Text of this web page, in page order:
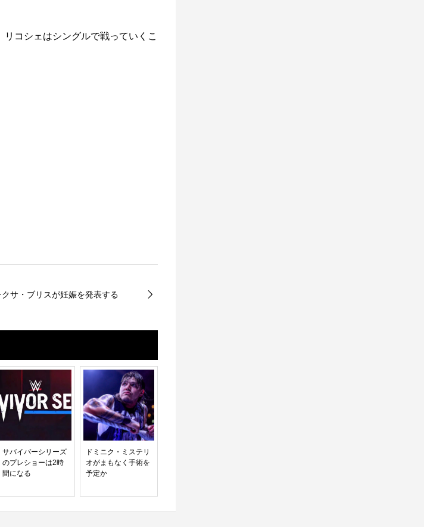
コシェはシングルで戦っていくこ
クサ・ブリスが妊娠を発表する
サバイバーシリーズ
のプレショーは2時
間になる
ドミニク・ミステリ
オがまもなく手術を
予定か